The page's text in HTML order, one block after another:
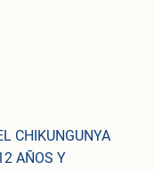
CHIKUNGUNYA
AÑOS Y